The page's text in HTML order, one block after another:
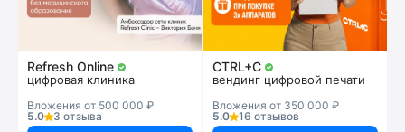
Refresh Online
цифровая клиника
Вложения от 500 000 ₽
5.0
3 отзыва
CTRL+C
вендинг цифровой печати
Вложения от 350 000 ₽
5.0
16 отзывов